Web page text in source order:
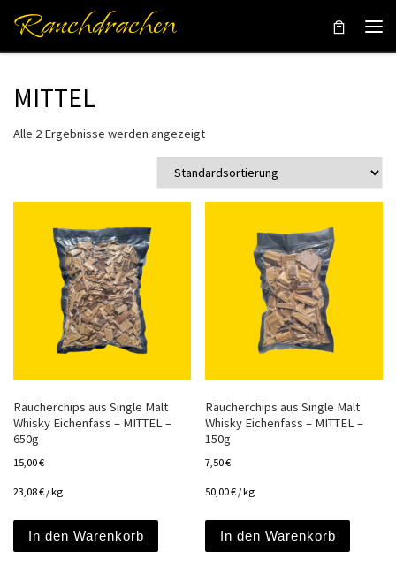
Zum Inhalt springen
Rauchdrachen
MITTEL
Alle 2 Ergebnisse werden angezeigt
Räucherchips aus Single Malt
Whisky Eichenfass – MITTEL –
650g
15,00€
23,08€ /kg
In den Warenkorb
Räucherchips aus Single Malt
Whisky Eichenfass – MITTEL –
150g
7,50€
50,00€ /kg
In den Warenkorb